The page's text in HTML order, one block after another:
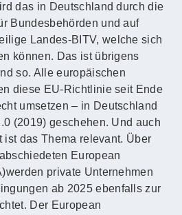
das in Deutschland durch die
Bundesbehörden und auf
Landes-BITV, welche sich
können. Das ist übrigens
so. Alle europäischen
diese EU-Richtlinie seit Ende
umsetzen – in Deutschland
(2019) geschehen. Und auch
ist das Thema relevant. Über
European
private Unternehmen
ab 2025 ebenfalls zur
Der European